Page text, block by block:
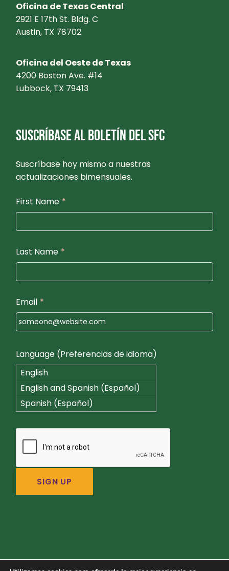
Oficina de Texas Central
2921 E 17th St. Bldg. C
Austin, TX 78702
Oficina del Oeste de Texas
4200 Boston Ave. #14
Lubbock, TX 79413
SUSCRÍBASE AL BOLETÍN DEL SFC
Suscríbase hoy mismo a nuestras
actualizaciones bimensuales.
First Name *
Last Name *
Email *
Language (Preferencias de idioma)
English
English and Spanish (Español)
Spanish (Español)